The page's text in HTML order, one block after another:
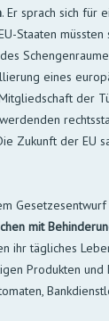
. Er sprach sich für
Staaten
eines
der
Zukunft der EU
mit
ihr tägliches
Produkten und